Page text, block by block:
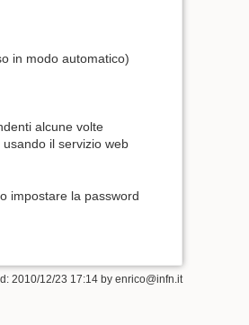
in modo automatico)
alcune volte
il servizio web
impostare la password
2010/12/23 17:14 byenrico@infn.it